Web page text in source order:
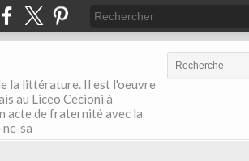
la littérature. Il est l'oeuvre
au Liceo Cecioni à
acte de fraternité avec la
sa